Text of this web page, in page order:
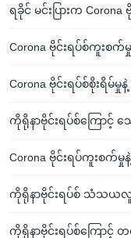
ရခိုင် မင်းပြားက
Corona ဗိုင်းရပ်စ်ကူးစ
Corona ဗိုင်းရပ်စ်စိုးရိမ်
ကိုရိုနာဗိုင်းရပ်စ်ကြောင့်
Corona ဗိုင်းရပ်ကူးစ
ကိုရိုနာဗိုင်းရပ်စ် သံသယလူန
ကိုရိုနာဗိုင်းရပ်စ်ကြောင့်